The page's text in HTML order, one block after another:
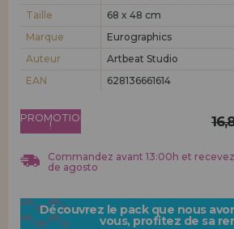
vendre nos produits dans votre entreprise ?
remises spéciales pour la distribution.
Allez-y! Nous vous attendions.
Taille
68 x 48 cm
Marque
Eurographics
Auteur
Artbeat Studio
EAN
628136661614
PROMOTION
!
Commandez avant 13:00h et
de agosto
Découvrez le pack que nous
vous, profitez de sa